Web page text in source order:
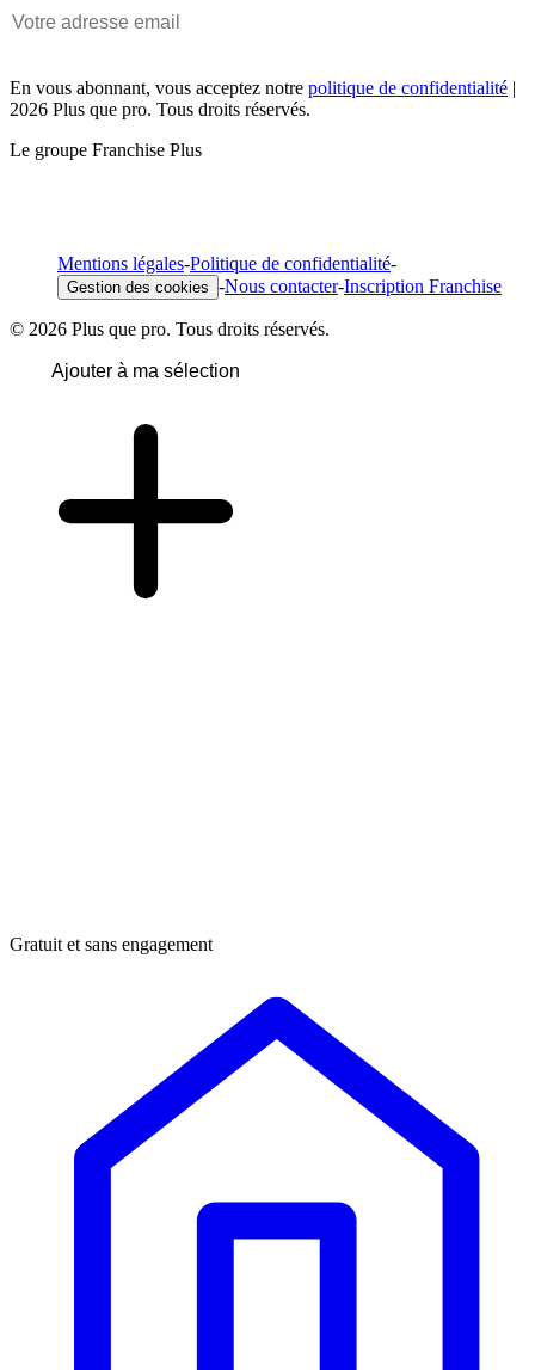
En vous abonnant, vous acceptez notre politique de confidentialité |
2026 Plus que pro. Tous droits réservés.
Le groupe Franchise Plus
Mentions légales-Politique de confidentialité-
Gestion des cookies -Nous contacter-Inscription Franchise
© 2026 Plus que pro. Tous droits réservés.
Ajouter à ma sélection
Gratuit et sans engagement